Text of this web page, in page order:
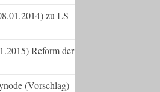
zu LS
Reform der
(Vorschlag)